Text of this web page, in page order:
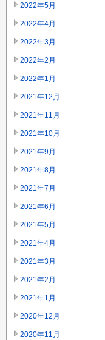
2022年5月
2022年4月
2022年3月
2022年2月
2022年1月
2021年12月
2021年11月
2021年10月
2021年9月
2021年8月
2021年7月
2021年6月
2021年5月
2021年4月
2021年3月
2021年2月
2021年1月
2020年12月
2020年11月